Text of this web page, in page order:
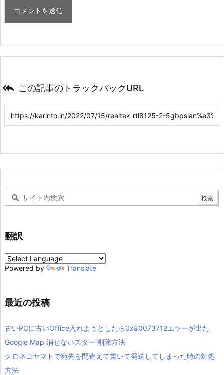
 この記事のトラックバックURL
翻訳
Powered by Translate
最近の投稿
古いPCに古いOffice入れようとしたら0x80073712エラーが出た
Google Map 消せないスター 削除方法
クロネコヤマトで宛先を間違えて書いて発送してしまった時の対処
方法